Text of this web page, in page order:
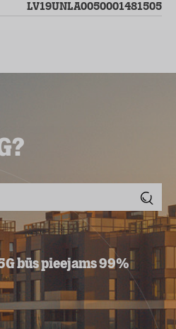
LV19UNLA0050001481505
būs pieejams 99%